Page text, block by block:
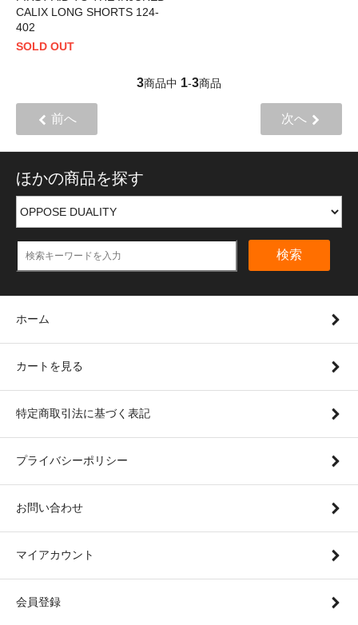
CALIX LONG SHORTS 124-
402
SOLD OUT
3商品中 1-3商品
前へ 次へ
ほかの商品を探す
検索
ホーム
カートを見る
特定商取引法に基づく表記
プライバシーポリシー
お問い合わせ
マイアカウント
会員登録